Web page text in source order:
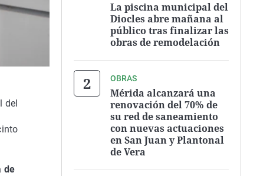
del
de
La piscina municipal del
Diocles abre mañana al
público tras finalizar las
obras de remodelación
OBRAS
Mérida alcanzará una
renovación del 70% de
su red de saneamiento
con nuevas actuaciones
en San Juan y Plantonal
de Vera